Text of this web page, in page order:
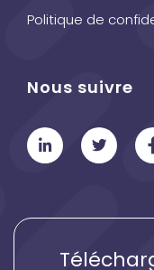
Politique de
Nous suivre